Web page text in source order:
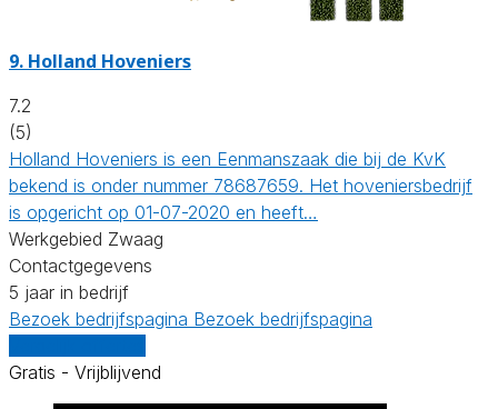
9. Holland Hoveniers
7.2
(5)
Holland Hoveniers is een Eenmanszaak die bij de KvK
bekend is onder nummer 78687659. Het hoveniersbedrijf
is opgericht op 01-07-2020 en heeft…
Werkgebied Zwaag
Contactgegevens
5 jaar in bedrijf
Bezoek bedrijfspagina Bezoek bedrijfspagina
Gratis - Vrijblijvend